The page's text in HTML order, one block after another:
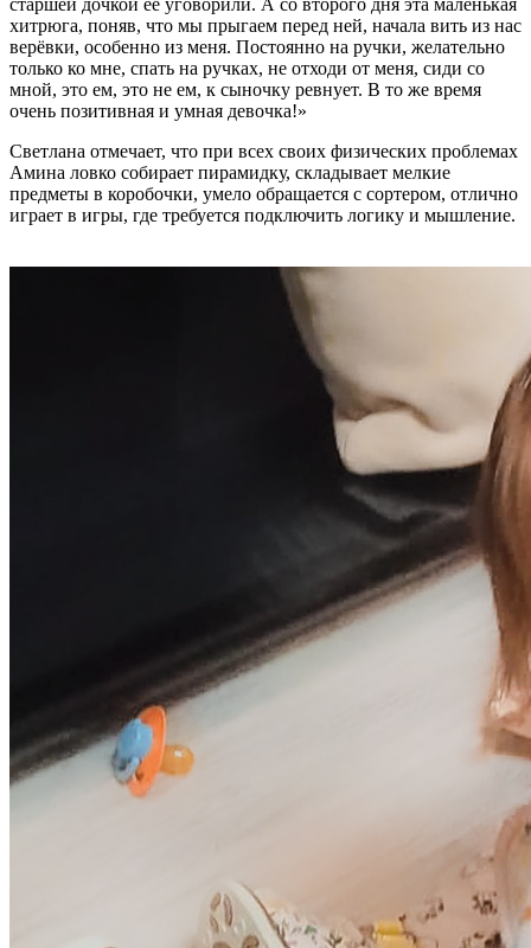
старшей дочкой её уговорили. А со второго дня эта маленькая
хитрюга, поняв, что мы прыгаем перед ней, начала вить из нас
верёвки, особенно из меня. Постоянно на ручки, желательно
только ко мне, спать на ручках, не отходи от меня, сиди со
мной, это ем, это не ем, к сыночку ревнует. В то же время
очень позитивная и умная девочка!»
Светлана отмечает, что при всех своих физических проблемах
Амина ловко собирает пирамидку, складывает мелкие
предметы в коробочки, умело обращается с сортером, отлично
играет в игры, где требуется подключить логику и мышление.